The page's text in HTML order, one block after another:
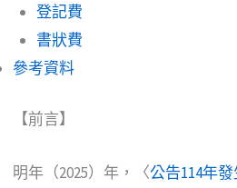
登記費
書狀費
參考資料
【前言】
明年（2025）年，〈公告114年